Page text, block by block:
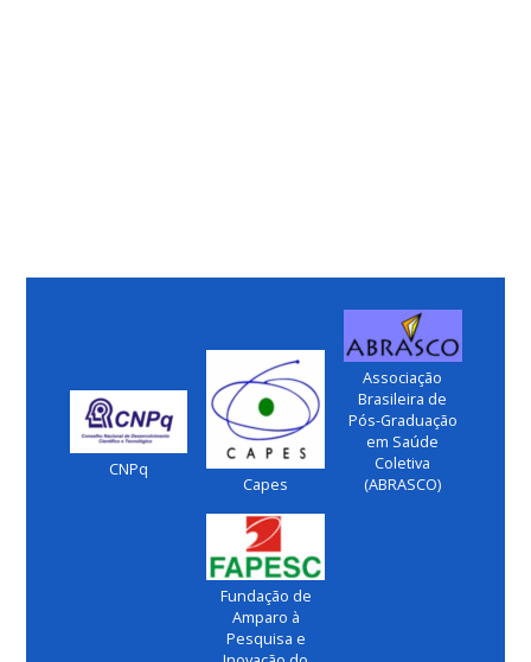
CNPq
Capes
Associação
Brasileira de
Pós-Graduação
em Saúde
Coletiva
(ABRASCO)
Fundação de
Amparo à
Pesquisa e